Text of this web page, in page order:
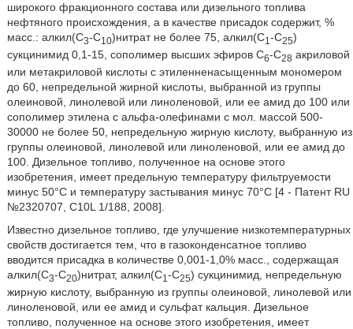
широкого фракционного состава или дизельного топлива
нефтяного происхождения, а в качестве присадок содержит, %
масс.: алкил(С3-С10)нитрат не более 75, алкил(С1 -С25)
сукцинимид 0,1-15, сополимер высших эфиров С6-С28 акриловой
или метакриловой кислоты с этиленненасыщенным мономером
до 60, непредельной жирной кислоты, выбранной из группы
олеиновой, линолевой или линоленовой, или ее амид до 100 или
сополимер этилена с альфа-олефинами с мол. массой 500-
30000 не более 50, непредельную жирную кислоту, выбранную из
группы олеиновой, линолевой или линоленовой, или ее амид до
100. Дизельное топливо, полученное на основе этого
изобретения, имеет предельную температуру фильтруемости
минус 50°C и температуру застывания минус 70°C [4 - Патент RU
№2320707, C10L 1/188, 2008].
Известно дизельное топливо, где улучшение низкотемпературных
свойств достигается тем, что в газоконденсатное топливо
вводится присадка в количестве 0,001-1,0% масс., содержащая
алкил(С3-С20)нитрат, алкил(С1 -С25) сукцинимид, непредельную
жирную кислоту, выбранную из группы олеиновой, линолевой или
линоленовой, или ее амид и сульфат кальция. Дизельное
топливо, полученное на основе этого изобретения, имеет